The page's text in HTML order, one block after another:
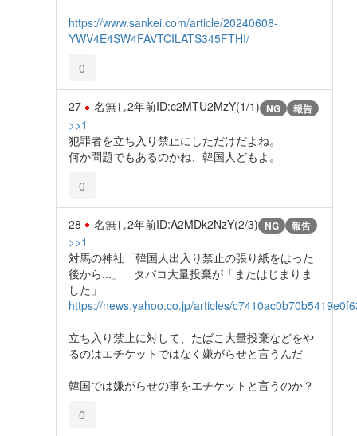
https://www.sankei.com/article/20240608-
YWV4E4SW4FAVTCILATS345FTHI/
0
27 名無し2年前ID:c2MTU2MzY(1/1) NG 報告
>>1
犯罪者を立ち入り禁止にしただけだよね。
何か問題でもあるのかね、韓国人どもよ。
0
28 名無し2年前ID:A2MDk2NzY(2/3) NG 報告
>>1
対馬の神社「韓国人出入り禁止の張り紙をはった
後から...」 タバコ大量投棄が「またはじまりま
した」
https://news.yahoo.co.jp/articles/
立ち入り禁止に対して、たばこ大量投棄などをや
るのはエチケットではなく嫌がらせと言うんだ
韓国では嫌がらせの事をエチケットと言うのか？
0